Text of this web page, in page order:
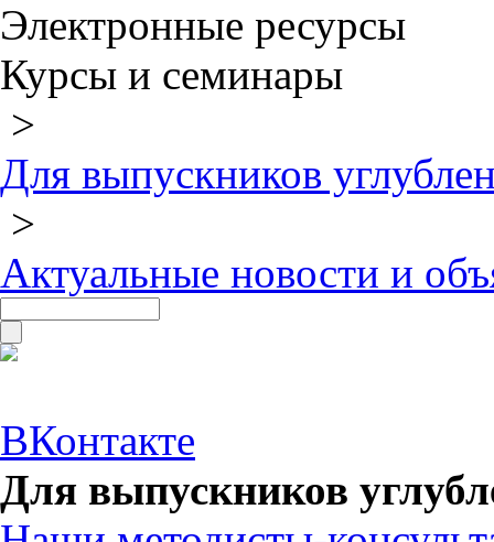
Электронные ресурсы
Курсы и семинары
>
Для выпускников
>
Актуальные новости и
ВКонтакте
Для выпускников